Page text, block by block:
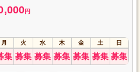
円
月 火 水 木 金 土 日
集 募集 募集 募集 募集 募集 募集